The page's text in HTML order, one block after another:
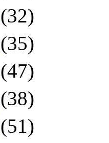
(32)
(35)
(47)
(38)
(51)